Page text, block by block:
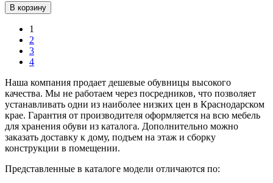
В корзину
1
2
3
4
Наша компания продает дешевые обувницы высокого
качества. Мы не работаем через посредников, что позволяет
устанавливать одни из наиболее низких цен в Краснодарском
крае. Гарантия от производителя оформляется на всю мебель
для хранения обуви из каталога. Дополнительно можно
заказать доставку к дому, подъем на этаж и сборку
конструкции в помещении.
Представленные в каталоге модели отличаются по: